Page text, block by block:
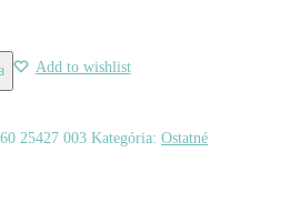
Add to wishlist
25427 003 Kategória: Ostatné